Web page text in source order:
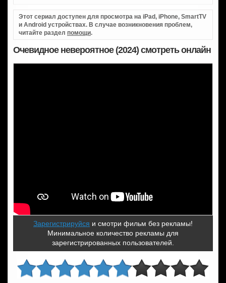
Этот сериал доступен для просмотра на iPad, iPhone, SmartTV
и Android устройствах. В случае возникновения проблем,
читайте раздел помощи.
Очевидное невероятное (2024) смотреть онлайн
Зарегистрируйся и смотри фильм без рекламы!
Минимальное количество рекламы для
зарегистрированных пользователей.